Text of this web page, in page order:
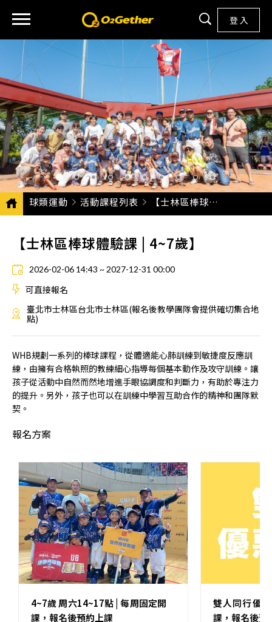
登 入
球類運動 活動課程列表 CURRENT: 【士林區棒球體驗課 | 4~7歲】
【士林區棒球體驗課 | 4~7歲】
2026-02-06 14:43 ~ 2027-12-31 00:00
可直接報名
臺北市士林區台北市士林區(報名後教學團隊會提供確切集合地
點)
WHB規劃一系列的棒球課程，從體適能心肺訓練到敏捷度反應訓
練，由擁有合格執照的教練細心指導每個基本動作及攻守訓練。讓
孩子從活動中自然而然地增進手眼協調度和判斷力，有助於專注力
的提升。另外，孩子也可以在訓練中學習互助合作的精神和團隊默
契。
報名方案
4~7歲 周六14~17點 | 每周固定開
課，報名後預約上課
雙人同行優
課，報名後預